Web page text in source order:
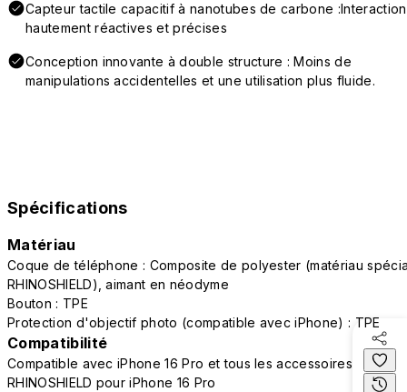
Capteur tactile capacitif à nanotubes de carbone
hautement réactives et précises
Conception innovante à double structure : Moins de
manipulations accidentelles et une utilisation plus fluide.
Spécifications
Matériau
Coque de téléphone : Composite de polyester (matériau
RHINOSHIELD), aimant en néodyme
Bouton : TPE
Protection d'objectif photo (compatible avec iPhone) : TPE
Compatibilité
Compatible avec iPhone 16 Pro et tous les accessoires
RHINOSHIELD pour iPhone 16 Pro